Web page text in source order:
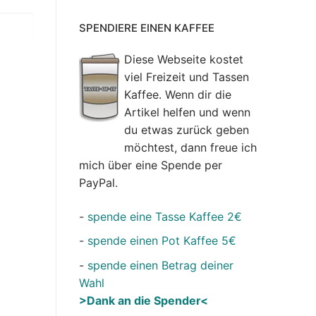
SPENDIERE EINEN KAFFEE
Diese Webseite kostet
viel Freizeit und Tassen
Kaffee. Wenn dir die
Artikel helfen und wenn
du etwas zurück geben
möchtest, dann freue ich
mich über eine Spende per
PayPal.
- spende eine Tasse Kaffee 2€
- spende einen Pot Kaffee 5€
- spende einen Betrag deiner
Wahl
>Dank an die Spender<